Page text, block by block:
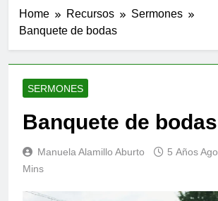
Home Recursos
Sermones
Banquete de bodas
SERMONES
Banquete de bodas
Manuela Alamillo Aburto 5 Años Ago
Mins